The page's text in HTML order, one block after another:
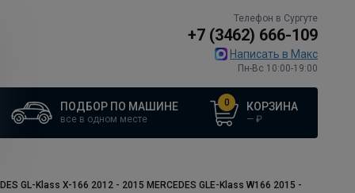
Телефон в Сургуте
+7 (3462) 666-109
Написать в Макс
Пн-Вс 10:00-19:00
ПОДБОР ПО МАШИНЕ
все в одном месте
0 КОРЗИНА
— ₽
GL-Klass X-166 2012 - 2015 MERCEDES GLE-Klass W166 2015 -